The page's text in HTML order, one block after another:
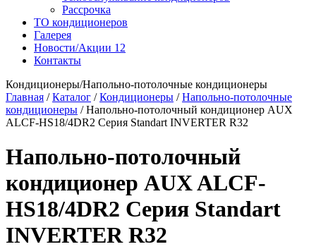
Рассрочка
ТО кондиционеров
Галерея
Новости/Акции 12
Контакты
Кондиционеры/Напольно-потолочные кондиционеры
Главная /Каталог /Кондиционеры /Напольно-потолочные
кондиционеры /Напольно-потолочный кондиционер AUX
ALCF-HS18/4DR2 Серия Standart INVERTER R32
Напольно-потолочный
кондиционер AUX ALCF-
HS18/4DR2 Серия Standart
INVERTER R32